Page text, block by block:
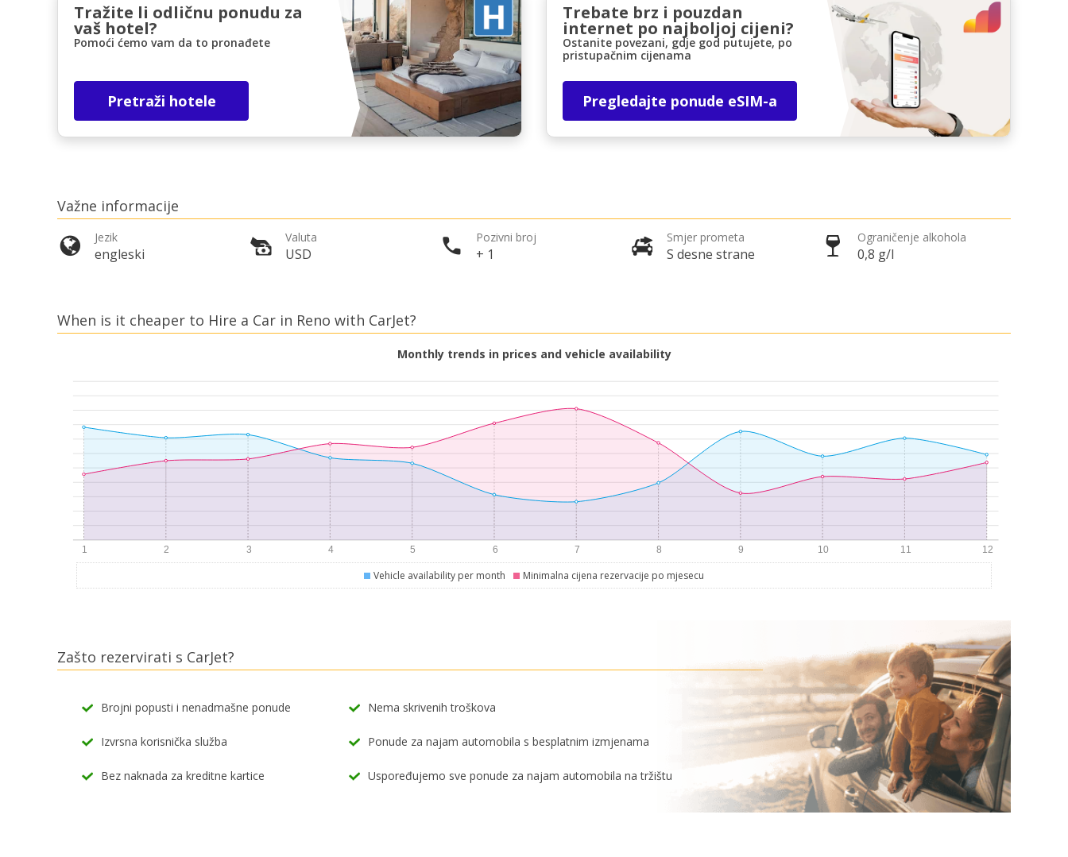
Tražite li odličnu ponudu za
vaš hotel?
Pomoći ćemo vam da to pronađete
Pretraži hotele
Trebate brz i pouzdan
internet po najboljoj cijeni?
Ostanite povezani, gdje god putujete, po
pristupačnim cijenama
Pregledajte ponude eSIM-a
Važne informacije
Jezik
engleski
Valuta
USD
Pozivni broj
+ 1
Smjer prometa
S desne strane
Ograničenje alkohola
0,8 g/l
When is it cheaper to Hire a Car in Reno with CarJet?
Monthly trends in prices and vehicle availability
Vehicle availability per month Minimalna cijena rezervacije po mjesecu
Zašto rezervirati s CarJet?
Brojni popusti i nenadmašne ponude Nema skrivenih troškova
Izvrsna korisnička služba Ponude za najam automobila s besplatnim izmjenama
Bez naknada za kreditne kartice Uspoređujemo sve ponude za najam automobila na tržištu
Prijava putem eLinka